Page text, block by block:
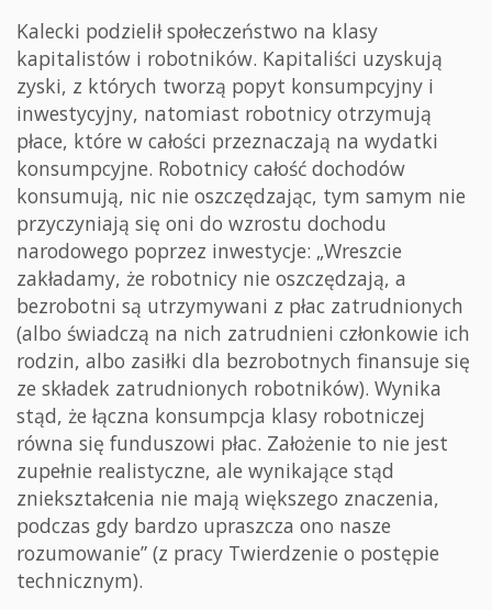
Kalecki podzielił społeczeństwo na klasy
kapitalistów i robotników. Kapitaliści uzyskują
zyski, z których tworzą popyt konsumpcyjny i
inwestycyjny, natomiast robotnicy otrzymują
płace, które w całości przeznaczają na wydatki
konsumpcyjne. Robotnicy całość dochodów
konsumują, nic nie oszczędzając, tym samym nie
przyczyniają się oni do wzrostu dochodu
narodowego poprzez inwestycje: „Wreszcie
zakładamy, że robotnicy nie oszczędzają, a
bezrobotni są utrzymywani z płac zatrudnionych
(albo świadczą na nich zatrudnieni członkowie ich
rodzin, albo zasiłki dla bezrobotnych finansuje się
ze składek zatrudnionych robotników). Wynika
stąd, że łączna konsumpcja klasy robotniczej
równa się funduszowi płac. Założenie to nie jest
zupełnie realistyczne, ale wynikające stąd
zniekształcenia nie mają większego znaczenia,
podczas gdy bardzo upraszcza ono nasze
rozumowanie” (z pracy Twierdzenie o postępie
technicznym).